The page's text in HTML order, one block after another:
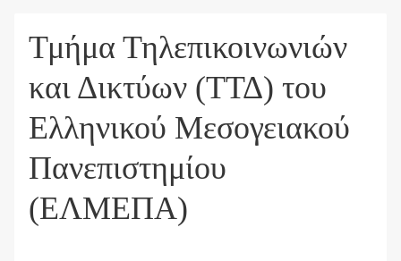
Τμήμα Τηλεπικοινωνιών
και Δικτύων (ΤΤΔ) του
Ελληνικού Μεσογειακού
Πανεπιστημίου
(ΕΛΜΕΠΑ)